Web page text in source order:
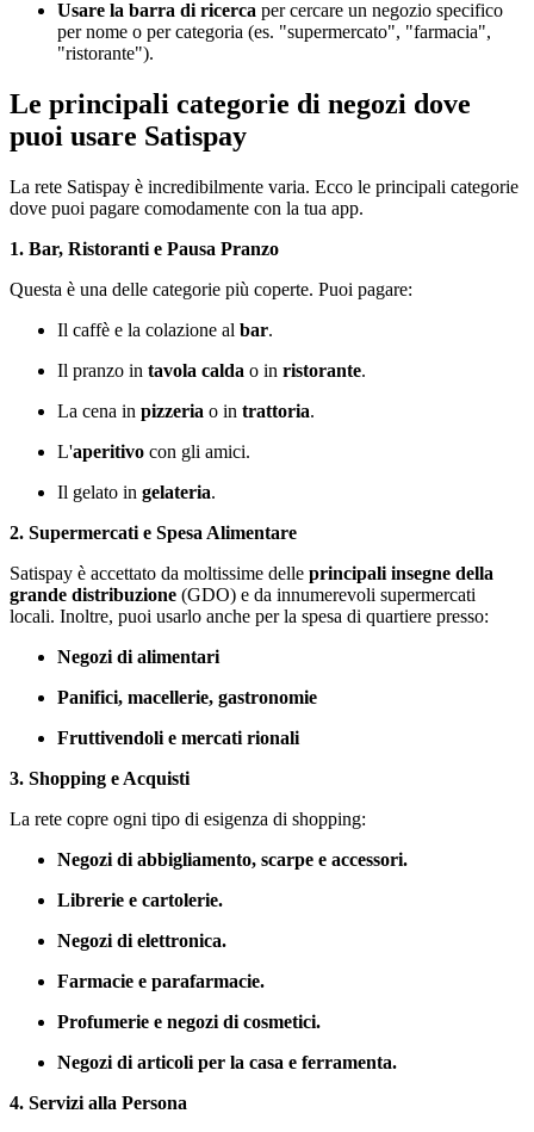
Usare la barra di ricerca per cercare un negozio specifico
per nome o per categoria (es. "supermercato", "farmacia",
"ristorante").
Le principali categorie di negozi dove
puoi usare Satispay
La rete Satispay è incredibilmente varia. Ecco le principali categorie
dove puoi pagare comodamente con la tua app.
1. Bar, Ristoranti e Pausa Pranzo
Questa è una delle categorie più coperte. Puoi pagare:
Il caffè e la colazione al bar.
Il pranzo in tavola calda o in ristorante.
La cena in pizzeria o in trattoria.
L'aperitivo con gli amici.
Il gelato in gelateria.
2. Supermercati e Spesa Alimentare
Satispay è accettato da moltissime delle principali insegne della
grande distribuzione (GDO) e da innumerevoli supermercati
locali. Inoltre, puoi usarlo anche per la spesa di quartiere presso:
Negozi di alimentari
Panifici, macellerie, gastronomie
Fruttivendoli e mercati rionali
3. Shopping e Acquisti
La rete copre ogni tipo di esigenza di shopping:
Negozi di abbigliamento, scarpe e accessori.
Librerie e cartolerie.
Negozi di elettronica.
Farmacie e parafarmacie.
Profumerie e negozi di cosmetici.
Negozi di articoli per la casa e ferramenta.
4. Servizi alla Persona